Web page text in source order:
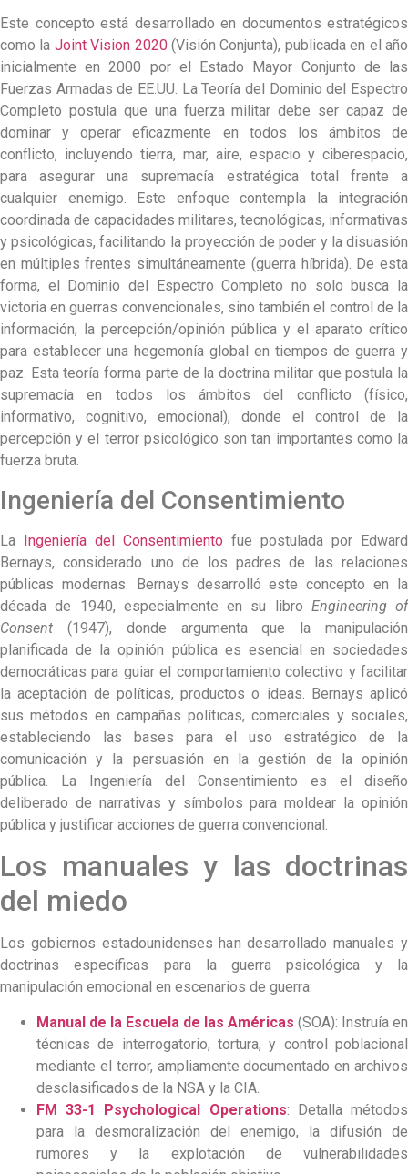
Este concepto está desarrollado en documentos estratégicos
como la Joint Vision 2020(Visión Conjunta), publicada en el año
inicialmente en 2000 por el Estado Mayor Conjunto de las
Fuerzas Armadas de EE.UU. La Teoría del Dominio del Espectro
Completo postula que una fuerza militar debe ser capaz de
dominar y operar eficazmente en todos los ámbitos de
conflicto, incluyendo tierra, mar, aire, espacio y ciberespacio,
para asegurar una supremacía estratégica total frente a
cualquier enemigo. Este enfoque contempla la integración
coordinada de capacidades militares, tecnológicas, informativas
y psicológicas, facilitando la proyección de poder y la disuasión
en múltiples frentes simultáneamente (guerra híbrida). De esta
forma, el Dominio del Espectro Completo no solo busca la
victoria en guerras convencionales, sino también el control de la
información, la percepción/opinión pública y el aparato crítico
para establecer una hegemonía global en tiempos de guerra y
paz. Esta teoría forma parte de la doctrina militar que postula la
supremacía en todos los ámbitos del conflicto (físico,
informativo, cognitivo, emocional), donde el control de la
percepción y el terror psicológico son tan importantes como la
fuerza bruta.
Ingeniería del Consentimiento
La Ingeniería del Consentimiento fue postulada por Edward
Bernays, considerado uno de los padres de las relaciones
públicas modernas. Bernays desarrolló este concepto en la
década de 1940, especialmente en su libro Engineering of
Consent (1947), donde argumenta que la manipulación
planificada de la opinión pública es esencial en sociedades
democráticas para guiar el comportamiento colectivo y facilitar
la aceptación de políticas, productos o ideas. Bernays aplicó
sus métodos en campañas políticas, comerciales y sociales,
estableciendo las bases para el uso estratégico de la
comunicación y la persuasión en la gestión de la opinión
pública. La Ingeniería del Consentimiento es el diseño
deliberado de narrativas y símbolos para moldear la opinión
pública y justificar acciones de guerra convencional.
Los manuales y las doctrinas
del miedo
Los gobiernos estadounidenses han desarrollado manuales y
doctrinas específicas para la guerra psicológica y la
manipulación emocional en escenarios de guerra:
Manual de la Escuela de las Américas (SOA): Instruía en
técnicas de interrogatorio, tortura, y control poblacional
mediante el terror, ampliamente documentado en archivos
desclasificados de la NSA y la CIA.
FM 33-1 Psychological Operations: Detalla métodos
para la desmoralización del enemigo, la difusión de
rumores y la explotación de vulnerabilidades